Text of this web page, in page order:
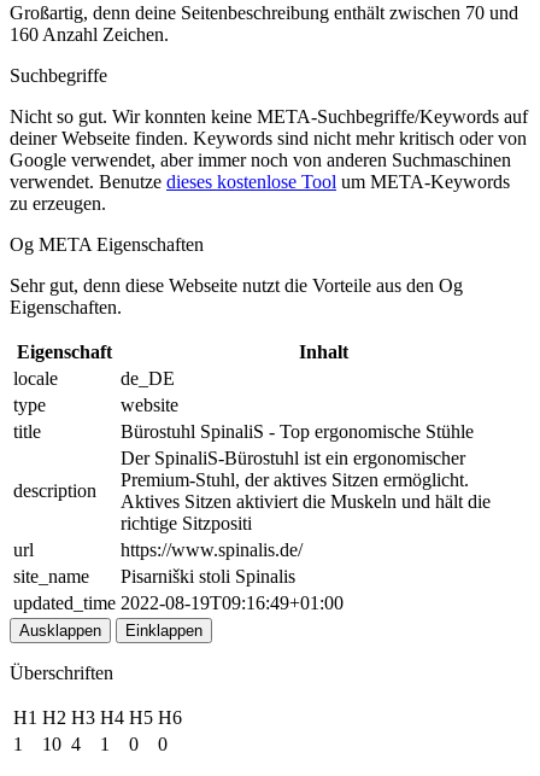
Großartig, denn deine Seitenbeschreibung enthält zwischen 70 und
160 Anzahl Zeichen.
Suchbegriffe
Nicht so gut. Wir konnten keine META-Suchbegriffe/Keywords auf
deiner Webseite finden. Keywords sind nicht mehr kritisch oder von
Google verwendet, aber immer noch von anderen Suchmaschinen
verwendet. Benutze dieses kostenlose Tool um META-Keywords
zu erzeugen.
Og META Eigenschaften
Sehr gut, denn diese Webseite nutzt die Vorteile aus den Og
Eigenschaften.
Eigenschaft
Inhalt
locale
de_DE
type
website
title
Bürostuhl SpinaliS - Top ergonomische Stühle
description
Der SpinaliS-Bürostuhl ist ein ergonomischer
Premium-Stuhl, der aktives Sitzen ermöglicht.
Aktives Sitzen aktiviert die Muskeln und hält die
richtige Sitzpositi
url
https://www.spinalis.de/
site_name
Pisarniški stoli Spinalis
updated_time 2022-08-19T09:16:49+01:00
Ausklappen Einklappen
Überschriften
H1 H2 H3 H4 H5 H6
1
10 4 1 0 0